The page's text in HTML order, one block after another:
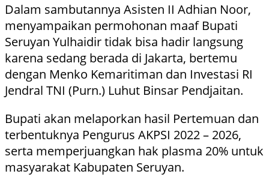
Dalam sambutannya Asisten II Adhian Noor,
menyampaikan permohonan maaf Bupati
Seruyan Yulhaidir tidak bisa hadir langsung
karena sedang berada di Jakarta, bertemu
dengan Menko Kemaritiman dan Investasi RI
Jendral TNI (Purn.) Luhut Binsar Pendjaitan.
Bupati akan melaporkan hasil Pertemuan dan
terbentuknya Pengurus AKPSI 2022 – 2026,
serta memperjuangkan hak plasma 20% untuk
masyarakat Kabupaten Seruyan.